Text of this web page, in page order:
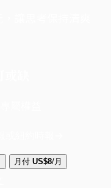
月付 US$8/月